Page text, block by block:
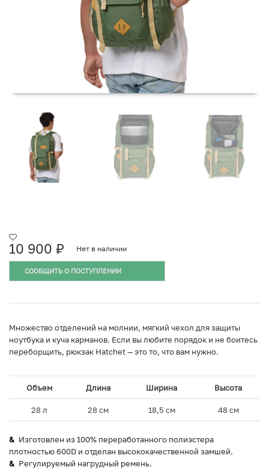
10 900 ₽ Нет в наличии
СООБЩИТЬ О ПОСТУПЛЕНИИ
Множество отделений на молнии, мягкий чехол для защиты
ноутбука и куча карманов. Если вы любите порядок и не боитесь
переборщить, рюкзак Hatchet — это то, что вам нужно.
Объем Длина Ширина Высота
28 л 28 см 18,5 см 48 см
Изготовлен из 100% переработанного полиэстера
плотностью 600D и отделан высококачественной замшей.
Регулируемый нагрудный ремень.